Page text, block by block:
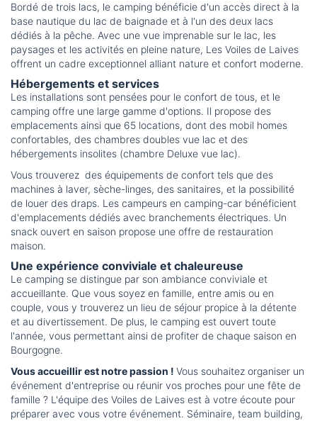
Bordé de trois lacs, le camping bénéficie d'un accès direct à la
base nautique du lac de baignade et à l'un des deux lacs
dédiés à la pêche. Avec une vue imprenable sur le lac, les
paysages et les activités en pleine nature, Les Voiles de Laives
offrent un cadre exceptionnel alliant nature et confort moderne.
Hébergements et services
Les installations sont pensées pour le confort de tous, et le
camping offre une large gamme d'options. Il propose des
emplacements ainsi que 65 locations, dont des mobil homes
confortables, des chambres doubles vue lac et des
hébergements insolites (chambre Deluxe vue lac).
Vous trouverez des équipements de confort tels que des
machines à laver, sèche-linges, des sanitaires, et la possibilité
de louer des draps. Les campeurs en camping-car bénéficient
d'emplacements dédiés avec branchements électriques. Un
snack ouvert en saison propose une offre de restauration
maison.
Une expérience conviviale et chaleureuse
Le camping se distingue par son ambiance conviviale et
accueillante. Que vous soyez en famille, entre amis ou en
couple, vous y trouverez un lieu de séjour propice à la détente
et au divertissement. De plus, le camping est ouvert toute
l'année, vous permettant ainsi de profiter de chaque saison en
Bourgogne.
Vous accueillir est notre passion ! Vous souhaitez organiser un
événement d'entreprise ou réunir vos proches pour une fête de
famille ? L'équipe des Voiles de Laives est à votre écoute pour
préparer avec vous votre événement. Séminaire, team building,